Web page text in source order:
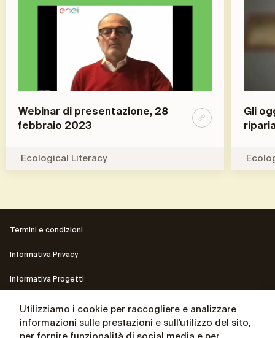
Webinar di presentazione, 28
febbraio 2023
Ecological Literacy
Gli
Termini e condizioni
Informativa Privacy
Informativa Progetti
Il sito del Presidente Andrea Ceccherini
Utilizziamo i cookie per raccogliere e analizzare
informazioni sulle prestazioni e sull'utilizzo del sito,
per fornire funzionalità di social media e per